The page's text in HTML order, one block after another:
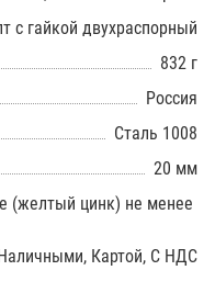
с гайкой двухраспорный
832 г
Россия
Сталь 1008
20 мм
(желтый цинк) не менее
Картой, С НДС